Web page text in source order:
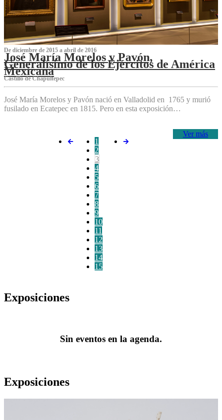
De diciembre de 2015 a abril de 2016
José María Morelos y Pavón,
Generalísimo de los Ejércitos de América
Mexicana
C‌astillo de Chapultepec
José María Morelos y Pavón nació en Valladolid en 1765 y murió
fusilado en Ecatepec en 1815. Pero en esta exposición…
Ver más
1
2
3
4
5
6
7
8
9
10
11
12
13
14
15
Exposiciones
Sin eventos en la agenda.
Exposiciones